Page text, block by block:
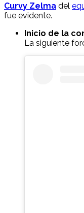
Curvy Zelma del
fue evidente.
Inicio de la
La siguiente